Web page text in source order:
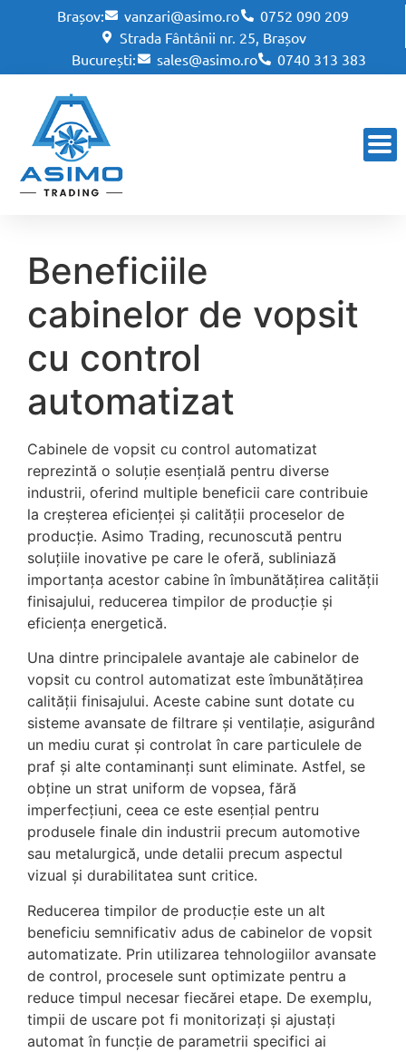
Brașov: vanzari@asimo.ro
0752 090 209
Strada Fântânii nr. 25, Brașov
București:
sales@asimo.ro 0740 313 383
Beneficiile
cabinelor de vopsit
cu control
automatizat
Cabinele de vopsit cu control automatizat
reprezintă o soluție esențială pentru diverse
industrii, oferind multiple beneficii care contribuie
la creșterea eficienței și calității proceselor de
producție. Asimo Trading, recunoscută pentru
soluțiile inovative pe care le oferă, subliniază
importanța acestor cabine în îmbunătățirea calității
finisajului, reducerea timpilor de producție și
eficiența energetică.
Una dintre principalele avantaje ale cabinelor de
vopsit cu control automatizat este îmbunătățirea
calității finisajului. Aceste cabine sunt dotate cu
sisteme avansate de filtrare și ventilație, asigurând
un mediu curat și controlat în care particulele de
praf și alte contaminanți sunt eliminate. Astfel, se
obține un strat uniform de vopsea, fără
imperfecțiuni, ceea ce este esențial pentru
produsele finale din industrii precum automotive
sau metalurgică, unde detalii precum aspectul
vizual și durabilitatea sunt critice.
Reducerea timpilor de producție este un alt
beneficiu semnificativ adus de cabinelor de vopsit
automatizate. Prin utilizarea tehnologiilor avansate
de control, procesele sunt optimizate pentru a
reduce timpul necesar fiecărei etape. De exemplu,
timpii de uscare pot fi monitorizați și ajustați
automat în funcție de parametrii specifici ai